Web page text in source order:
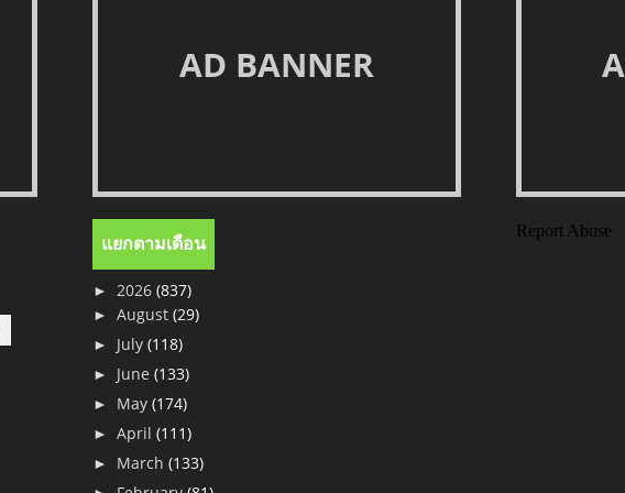
AD BANNER
แยกตามเดือน
►2026(837)
►August(29)
► July(118)
► June(133)
► May(174)
►April(111)
► March(133)
Report Abuse